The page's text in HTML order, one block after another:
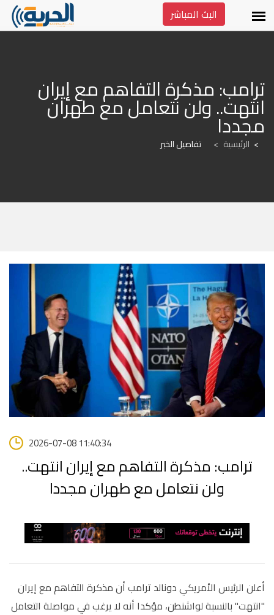
البث المباشر
انتهت.. ولن نتعامل مع طهران
مجددا
الرئيسية > تفاصيل الخبر
2026-07-08 11:40:34
ترامب: مذكرة التفاهم مع إيران انتهت..
ولن نتعامل مع طهران مجددا
أعلن الرئيس الأمريكي دونالد ترامب أن مذكرة التفاهم مع إيران
"انتهت" بالنسبة لواشنطن، مؤكدا أنه لا يرغب في مواصلة التعامل